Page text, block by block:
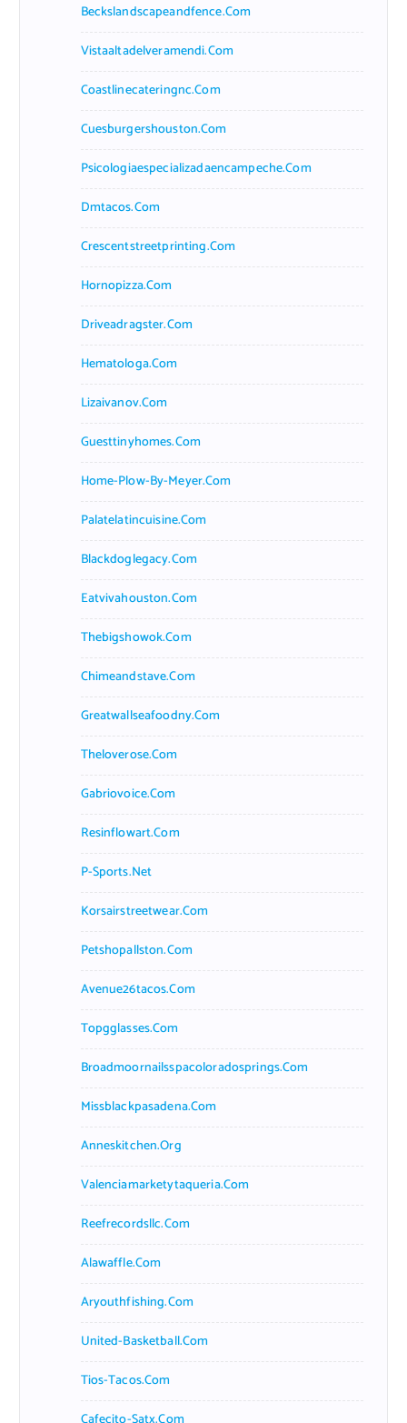
Beckslandscapeandfence.com
Vistaaltadelveramendi.com
Coastlinecateringnc.com
Cuesburgershouston.com
Psicologiaespecializadaencampeche.com
Dmtacos.com
Crescentstreetprinting.com
Hornopizza.com
Driveadragster.com
Hematologa.com
Lizaivanov.com
Guesttinyhomes.com
Home-Plow-By-Meyer.com
Palatelatincuisine.com
Blackdoglegacy.com
Eatvivahouston.com
Thebigshowok.com
Chimeandstave.com
Greatwallseafoodny.com
Theloverose.com
Gabriovoice.com
Resinflowart.com
P-Sports.net
Korsairstreetwear.com
Petshopallston.com
Avenue26tacos.com
Topgglasses.com
Broadmoornailsspacoloradosprings.com
Missblackpasadena.com
Anneskitchen.org
Valenciamarketytaqueria.com
Reefrecordsllc.com
Alawaffle.com
Aryouthfishing.com
United-Basketball.com
Tios-Tacos.com